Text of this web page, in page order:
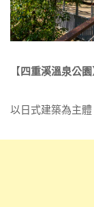
【四重溪溫泉公園
以日式建築為主